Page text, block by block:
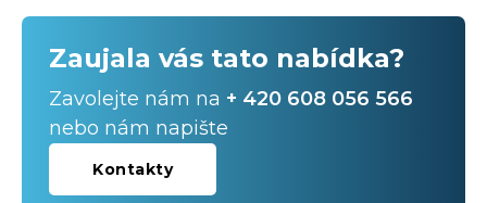
Zaujala vás tato nabídka?
Zavolejte nám na + 420 608 056 566
nebo nám napište
Kontakty